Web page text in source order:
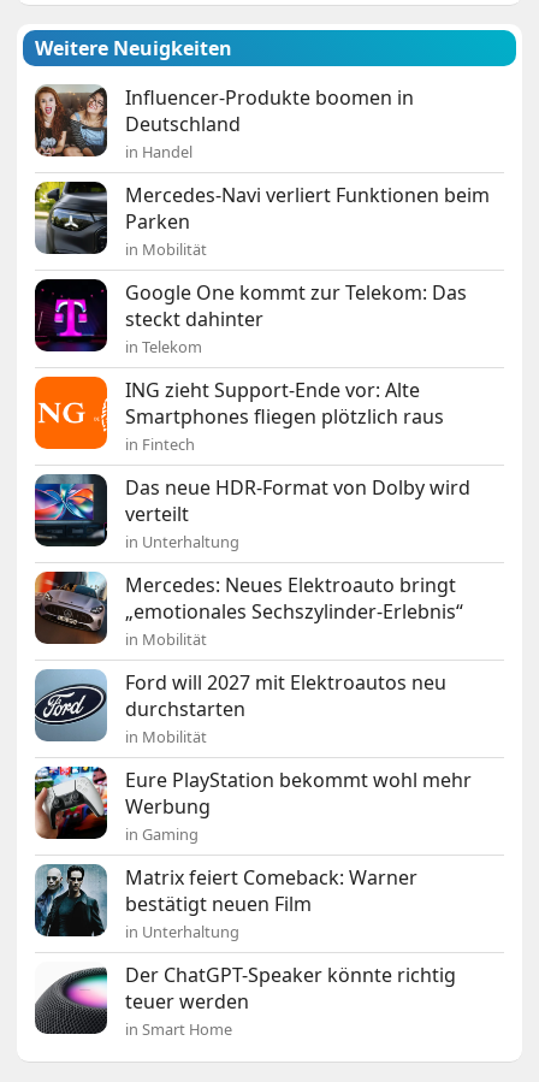
Weitere Neuigkeiten
Influencer-Produkte boomen in
Deutschland
in Handel
Mercedes-Navi verliert Funktionen beim
Parken
in Mobilität
Google One kommt zur Telekom: Das
steckt dahinter
in Telekom
ING zieht Support-Ende vor: Alte
Smartphones fliegen plötzlich raus
in Fintech
Das neue HDR-Format von Dolby wird
verteilt
in Unterhaltung
Mercedes: Neues Elektroauto bringt
„emotionales Sechszylinder-Erlebnis“
in Mobilität
Ford will 2027 mit Elektroautos neu
durchstarten
in Mobilität
Eure PlayStation bekommt wohl mehr
Werbung
in Gaming
Matrix feiert Comeback: Warner
bestätigt neuen Film
in Unterhaltung
Der ChatGPT-Speaker könnte richtig
teuer werden
in Smart Home